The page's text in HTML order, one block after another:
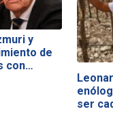
y
de
con…
ser